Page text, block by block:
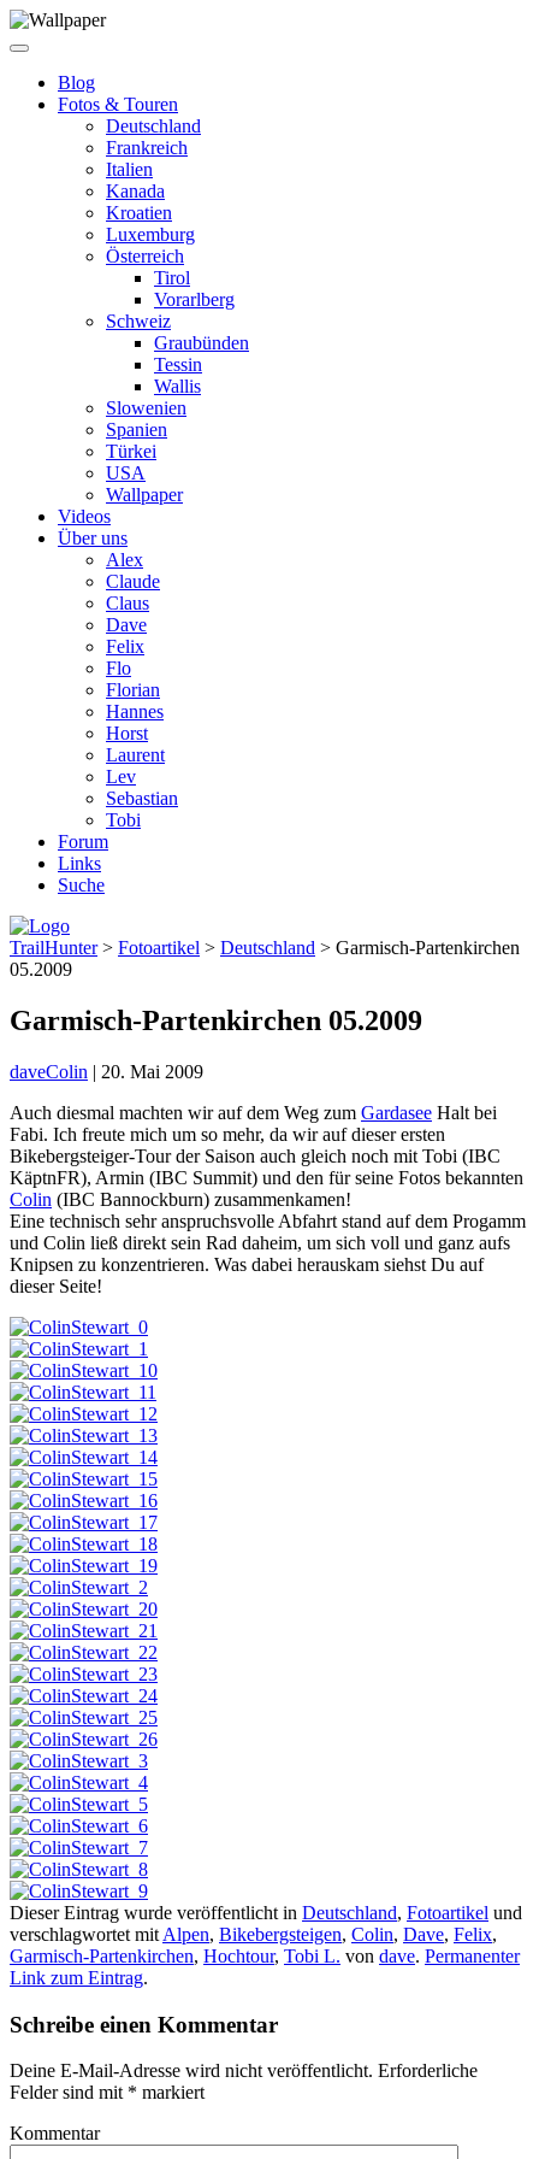
Blog
Fotos & Touren
Deutschland
Frankreich
Italien
Kanada
Kroatien
Luxemburg
Österreich
Tirol
Vorarlberg
Schweiz
Graubünden
Tessin
Wallis
Slowenien
Spanien
Türkei
USA
Wallpaper
Videos
Über uns
Alex
Claude
Claus
Dave
Felix
Flo
Florian
Hannes
Horst
Laurent
Lev
Sebastian
Tobi
Forum
Links
Suche
TrailHunter> Fotoartikel > Deutschland > Garmisch-Partenkirchen
05.2009
Garmisch-Partenkirchen 05.2009
daveColin | 20. Mai 2009
Auch diesmal machten wir auf dem Weg zum Gardasee Halt bei
Fabi. Ich freute mich um so mehr, da wir auf dieser ersten
Bikebergsteiger-Tour der Saison auch gleich noch mit Tobi (IBC
KäptnFR), Armin (IBC Summit) und den für seine Fotos bekannten
Colin (IBC Bannockburn) zusammenkamen!
Eine technisch sehr anspruchsvolle Abfahrt stand auf dem Progamm
und Colin ließ direkt sein Rad daheim, um sich voll und ganz aufs
Knipsen zu konzentrieren. Was dabei herauskam siehst Du auf
dieser Seite!
Dieser Eintrag wurde veröffentlicht in Deutschland, Fotoartikel und
verschlagwortet mit Alpen, Bikebergsteigen, Colin, Dave, Felix,
Garmisch-Partenkirchen, Hochtour, Tobi L. von dave. Permanenter
Link zum Eintrag.
Schreibe einen Kommentar
Deine E-Mail-Adresse wird nicht veröffentlicht. Erforderliche
Felder sind mit * markiert
Kommentar